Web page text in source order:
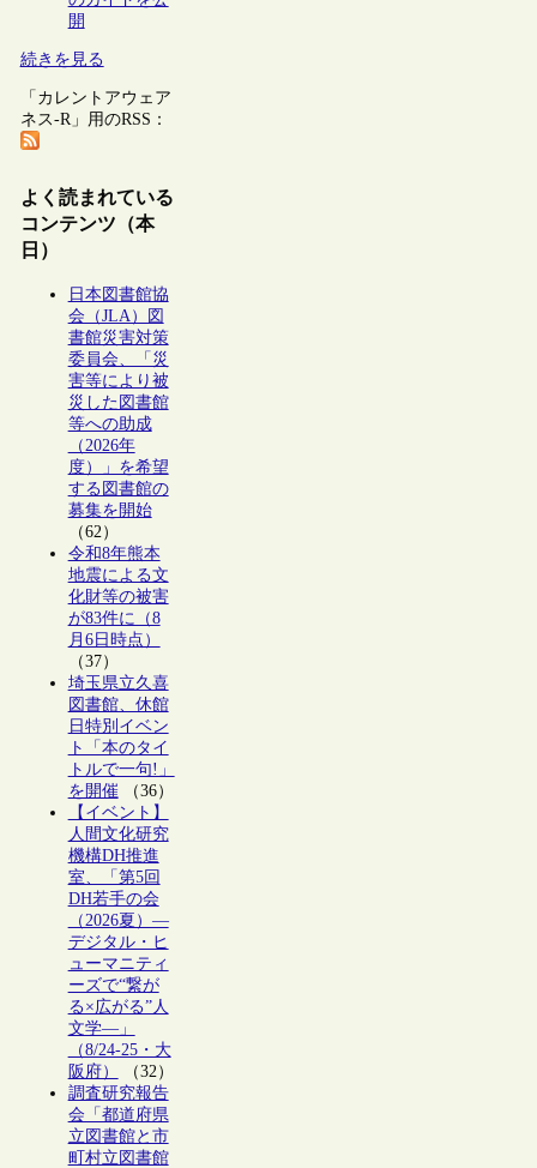
開
続きを見る
「カレントアウェア
ネス-R」用のRSS：
よく読まれている
コンテンツ（本
日）
日本図書館協
会（JLA）図
書館災害対策
委員会、「災
害等により被
災した図書館
等への助成
（2026年
度）」を希望
する図書館の
募集を開始
（62）
令和8年熊本
地震による文
化財等の被害
が83件に（8
月6日時点）
（37）
埼玉県立久喜
図書館、休館
日特別イベン
ト「本のタイ
トルで一句!」
を開催（36）
【イベント】
人間文化研究
機構DH推進
室、「第5回
DH若手の会
（2026夏）―
デジタル・ヒ
ューマニティ
ーズで“繋が
る×広がる”人
文学―」
（8/24-25・大
阪府）
（32）
調査研究報告
会「都道府県
立図書館と市
町村立図書館